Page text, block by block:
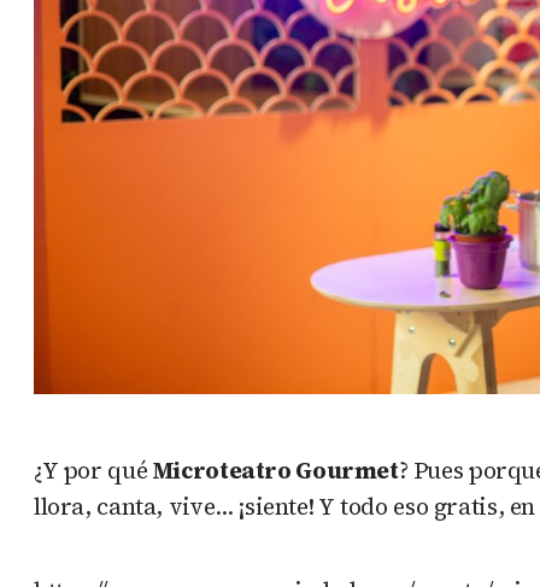
¿Y por quéMicroteatro Gourmet? Pues
llora, canta, vive… ¡siente! Y todo eso gratis, en